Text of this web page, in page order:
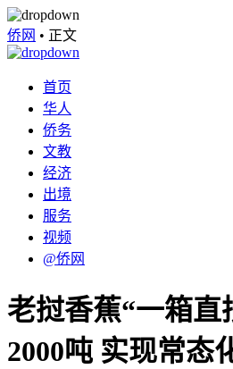
侨网 • 正文
首页
华人
侨务
文教
经济
出境
服务
视频
@侨网
老挝香蕉“一箱直
2000吨 实现常态